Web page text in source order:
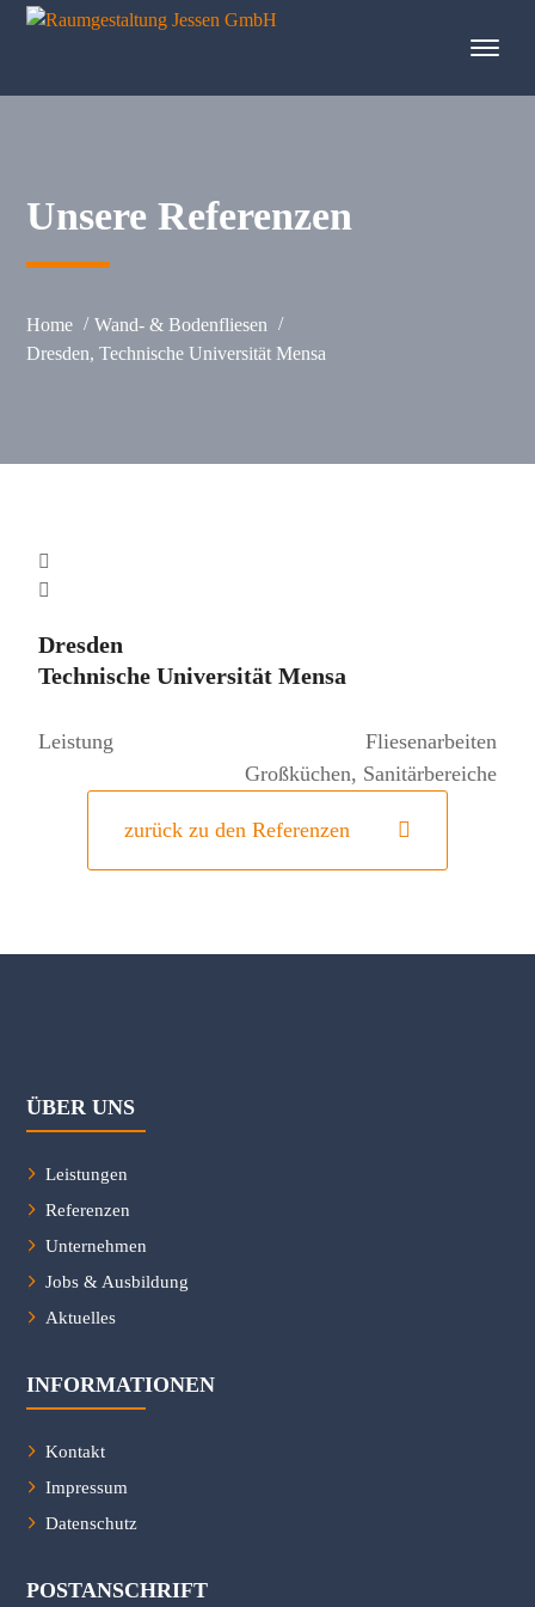
springen
Unsere Referenzen
Home
Wand- & Bodenfliesen
Dresden, Technische Universität Mensa
Dresden
Technische Universität Mensa
Leistung
Fliesenarbeiten
Großküchen, Sanitärbereiche
zurück zu den Referenzen
ÜBER UNS
Leistungen
Referenzen
Unternehmen
Jobs & Ausbildung
Aktuelles
INFORMATIONEN
Kontakt
Impressum
Datenschutz
POSTANSCHRIFT